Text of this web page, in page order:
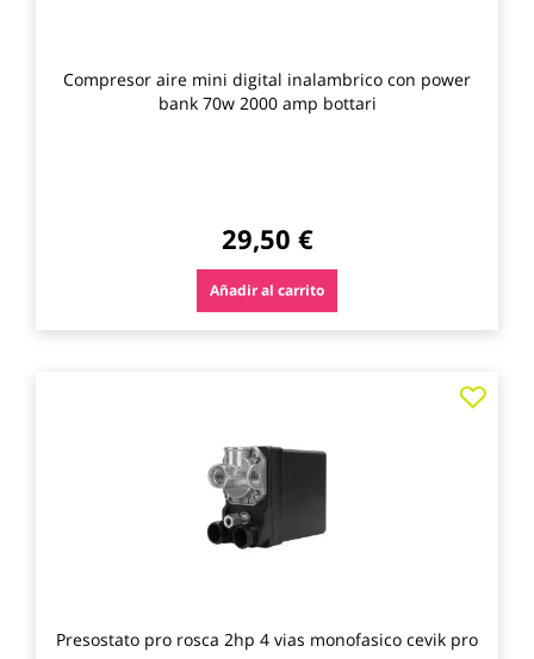
Compresor aire mini digital inalambrico con power
bank 70w 2000 amp bottari
29,50 €
Añadir al carrito
Presostato pro rosca 2hp 4 vias monofasico cevik pro